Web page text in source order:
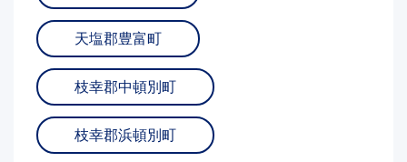
天塩郡豊富町
枝幸郡中頓別町
枝幸郡浜頓別町